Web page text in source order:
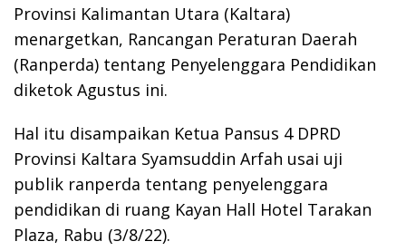
Provinsi Kalimantan Utara (Kaltara)
menargetkan, Rancangan Peraturan Daerah
(Ranperda) tentang Penyelenggara Pendidikan
diketok Agustus ini.
Hal itu disampaikan Ketua Pansus 4 DPRD
Provinsi Kaltara Syamsuddin Arfah usai uji
publik ranperda tentang penyelenggara
pendidikan di ruang Kayan Hall Hotel Tarakan
Plaza, Rabu (3/8/22).